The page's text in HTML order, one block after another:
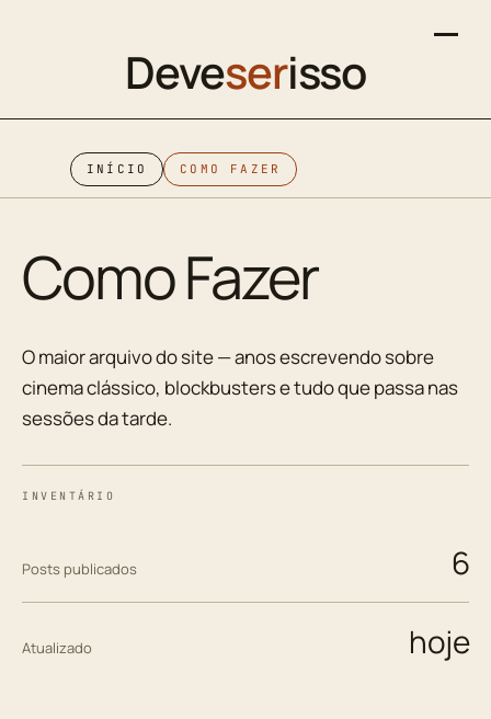
Deveserisso
INÍCIO COMO FAZER
Como Fazer
O maior arquivo do site — anos escrevendo sobre
cinema clássico, blockbusters e tudo que passa nas
sessões da tarde.
INVENTÁRIO
Posts publicados 6
Atualizado hoje